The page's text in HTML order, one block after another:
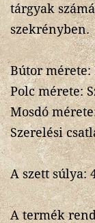
tárgyak
szekrényben.
Bútor mérete:
Polc mérete:
Mosdó
Szerelési
A szett súlya:
A termék